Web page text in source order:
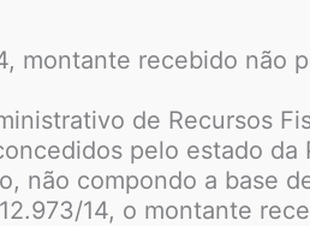
montante recebido não
de Recursos
pelo estado da
compondo a base
14, o montante